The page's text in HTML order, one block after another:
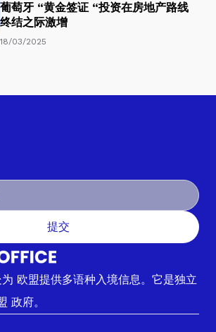
葡萄牙 “黄金签证 “投资在房地产路线
终结之际激增
18/03/2025
提交
欧盟提供多语种入境信息。它是独立
政府。